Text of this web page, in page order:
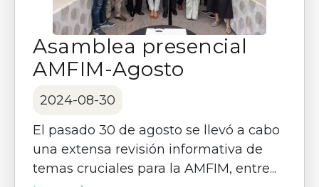
Asamblea presencial
AMFIM-Agosto
2024-08-30
El pasado 30 de agosto se llevó a cabo
una extensa revisión informativa de
temas cruciales para la AMFIM, entre...